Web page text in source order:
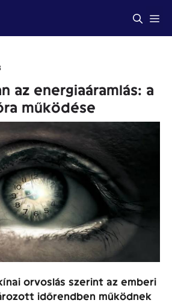
az energiaáramlás: a
működése
orvoslás szerint az emberi
időrendben működnek